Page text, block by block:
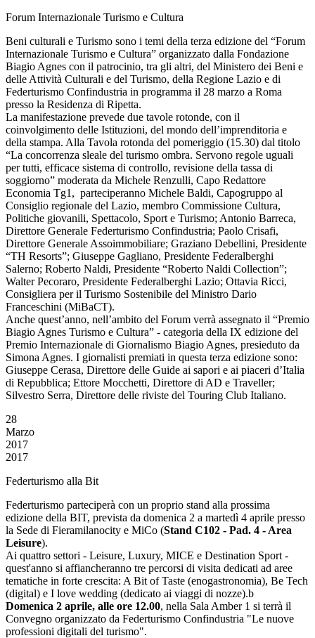
Forum Internazionale Turismo e Cultura
Beni culturali e Turismo sono i temi della terza edizione del “Forum
Internazionale Turismo e Cultura” organizzato dalla Fondazione
Biagio Agnes con il patrocinio, tra gli altri, del Ministero dei Beni e
delle Attività Culturali e del Turismo, della Regione Lazio e di
Federturismo Confindustria in programma il 28 marzo a Roma
presso la Residenza di Ripetta.
La manifestazione prevede due tavole rotonde, con il
coinvolgimento delle Istituzioni, del mondo dell’imprenditoria e
della stampa. Alla Tavola rotonda del pomeriggio (15.30) dal titolo
“La concorrenza sleale del turismo ombra. Servono regole uguali
per tutti, efficace sistema di controllo, revisione della tassa di
soggiorno” moderata da Michele Renzulli, Capo Redattore
Economia Tg1, parteciperanno Michele Baldi, Capogruppo al
Consiglio regionale del Lazio, membro Commissione Cultura,
Politiche giovanili, Spettacolo, Sport e Turismo; Antonio Barreca,
Direttore Generale Federturismo Confindustria; Paolo Crisafi,
Direttore Generale Assoimmobiliare; Graziano Debellini, Presidente
“TH Resorts”; Giuseppe Gagliano, Presidente Federalberghi
Salerno; Roberto Naldi, Presidente “Roberto Naldi Collection”;
Walter Pecoraro, Presidente Federalberghi Lazio; Ottavia Ricci,
Consigliera per il Turismo Sostenibile del Ministro Dario
Franceschini (MiBaCT).
Anche quest’anno, nell’ambito del Forum verrà assegnato il “Premio
Biagio Agnes Turismo e Cultura” - categoria della IX edizione del
Premio Internazionale di Giornalismo Biagio Agnes, presieduto da
Simona Agnes. I giornalisti premiati in questa terza edizione sono:
Giuseppe Cerasa, Direttore delle Guide ai sapori e ai piaceri d’Italia
di Repubblica; Ettore Mocchetti, Direttore di AD e Traveller;
Silvestro Serra, Direttore delle riviste del Touring Club Italiano.
28
Marzo
2017
2017
Federturismo alla Bit
Federturismo parteciperà con un proprio stand alla prossima
edizione della BIT, prevista da domenica 2 a martedì 4 aprile presso
la Sede di Fieramilanocity e MiCo (Stand C102 - Pad. 4 - Area
Leisure).
Ai quattro settori - Leisure, Luxury, MICE e Destination Sport -
quest'anno si affiancheranno tre percorsi di visita dedicati ad aree
tematiche in forte crescita: A Bit of Taste (enogastronomia), Be Tech
(digital) e I love wedding (dedicato ai viaggi di nozze).b
Domenica 2 aprile, alle ore 12.00, nella Sala Amber 1 si terrà il
Convegno organizzato da Federturismo Confindustria "Le nuove
professioni digitali del turismo".